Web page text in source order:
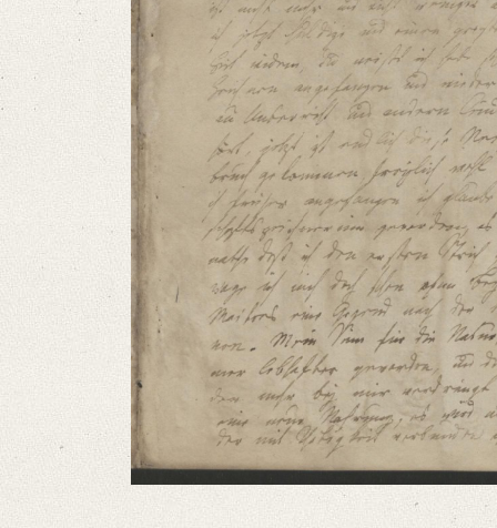
Language
German
Bamberg, Claudia